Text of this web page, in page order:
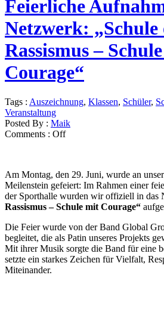
Feierliche
Netzwerk: „Schule
Rassismus –
Courage“
Tags : Auszeichnung, Klassen, Schüler,
Veranstaltung
Posted By : Maik
Comments : Off
Am Montag, den 29. Juni, wurde an
Meilenstein gefeiert: Im Rahmen einer
der Sporthalle wurden wir offiziell in das
Rassismus – Schule mit Courage“
Die Feier wurde von der Band Global
begleitet, die als Patin unseres Projekts
Mit ihrer Musik sorgte die Band für eine
setzte ein starkes Zeichen für Vielfalt,
Miteinander.